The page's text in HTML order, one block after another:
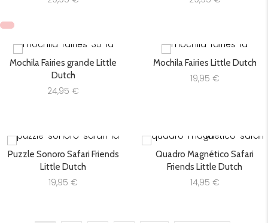
Mochila Fairies grande Little
Dutch
24,95 €
Mochila Fairies Little Dutch
19,95 €
Puzzle Sonoro Safari Friends
Little Dutch
19,95 €
Quadro Magnético Safari
Friends Little Dutch
14,95 €